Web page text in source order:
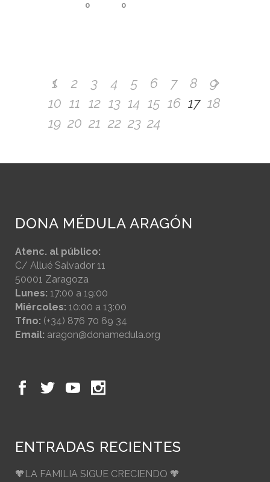
0 0
1 2 3 4 5 6 7 8
9
10 11 12 13 14 15 16 17 18
19 20 21 22 23 24
DONA MÉDULA ARAGÓN
Atenc. al público:
C/ Allué Salvador 11
50001 Zaragoza
Lunes: 17:00 a 19:00
Miércoles: 10:00 a 13:00
Tfno: (+34) 876 70 69 34
Email: aragon@donamedula.org
ENTRADAS RECIENTES
🧡LA FAMILIA SIGUE CRECIENDO 🧡